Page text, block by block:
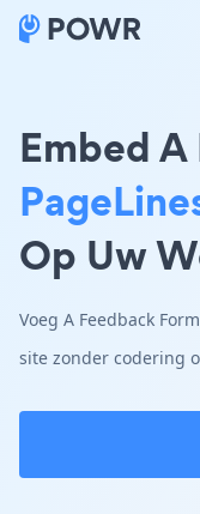
Embed
Op Uw
Voeg A Feedback
site zonder codering